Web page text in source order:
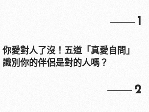
1
你愛對人了沒！五道「真愛自問」
識別你的伴侶是對的人嗎？
2